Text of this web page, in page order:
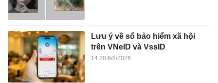
Lưu ý về sổ bảo hiểm xã hội
trên VNeID và VssID
14:20 6/8/2026